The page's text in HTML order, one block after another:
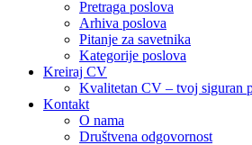
Pretraga poslova
Arhiva poslova
Pitanje za savetnika
Kategorije poslova
Kreiraj CV
Kvalitetan CV – tvoj siguran
Kontakt
O nama
Društvena odgovornost